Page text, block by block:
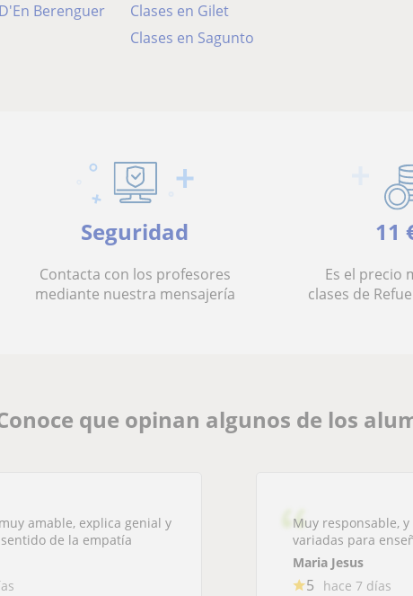
Berenguer
Clases en Gilet
Clases en Sagunto
Seguridad
Contacta con los profesores
mediante nuestra mensajería
11
Es el precio
clases de
que opinan algunos de los
amable, explica genial y
de la empatía
Muy responsable,
variadas para
Maria Jesus
5 hace 7 días